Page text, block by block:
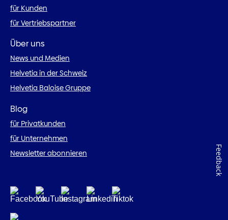
für Kunden
für Vertriebspartner
Über uns
News und Medien
Helvetia in der Schweiz
Helvetia Baloise Gruppe
Blog
für Privatkunden
für Unternehmen
Newsletter abonnieren
Feedback